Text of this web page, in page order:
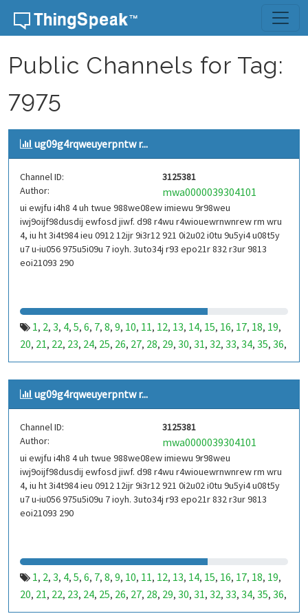
Skip to content
Public Channels for Tag:
7975
ug09g4rqweuyerpntw r...
Channel ID:
3125381
Author:
mwa0000039304101
ui ewjfu i4h8 4 uh twue 988we08ew imiewu 9r98weu
iwj9oijf98dusdij ewfosd jiwf. d98 r4wu r4wiouewrnwnrew rm wru
4, iu ht 3i4t984 ieu 0912 12ijr 9i3r12 921 0i2u02 i0tu 9u5yi4 u08t5y
u7 u-iu056 975u5i09u 7 ioyh. 3uto34j r93 epo21r 832 r3ur 9813
eoi21093 290
1, 2, 3, 4, 5, 6, 7, 8, 9, 10, 11, 12, 13, 14, 15, 16, 17, 18, 19,
20, 21, 22, 23, 24, 25, 26, 27, 28, 29, 30, 31, 32, 33, 34, 35, 36,
37,38,39,40,41,42,43,44,45,46,47,48,49,50,51,52,53,
99,100,101,102,103,104,105,106,107,108,109,110,
111,112,113,114,115,116,
123,124,125,126,127,128,129,130,131,132,133,134,
135,136,137 141,142,143
147,148 153,154,155,156,157,158
159,160,161,162,163,164,165 ,166,167,168,
171 ,172,173 ,174,175,176,177,178,179 ,180,181 ,182,
183,184,185,186, 187,188,189 ,190,191,192,193,194
195,196 ,197
231,232,233,234,235,236,237,238,239,
243, 244, 245, 246, 247,248,249,250 ,251,252, 253 ,254,
255 ,256,257, 258,259,260,261,262,263 ,264,265 , 266
ug09g4rqweuyerpntw r...
Channel ID:
3125381
Author:
mwa0000039304101
ui ewjfu i4h8 4 uh twue 988we08ew imiewu 9r98weu
iwj9oijf98dusdij ewfosd jiwf. d98 r4wu r4wiouewrnwnrew rm wru
4, iu ht 3i4t984 ieu 0912 12ijr 9i3r12 921 0i2u02 i0tu 9u5yi4 u08t5y
u7 u-iu056 975u5i09u 7 ioyh. 3uto34j r93 epo21r 832 r3ur 9813
eoi21093 290
1, 2, 3, 4, 5, 6, 7, 8, 9, 10, 11, 12, 13, 14, 15, 16, 17, 18, 19,
20, 21, 22, 23, 24, 25, 26, 27, 28, 29, 30, 31, 32, 33, 34, 35, 36,
37,38,39,40,41,42,43,44,45,46,47,48,49,50,51,52,53,